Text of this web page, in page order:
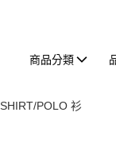
商品分類
POLO 衫